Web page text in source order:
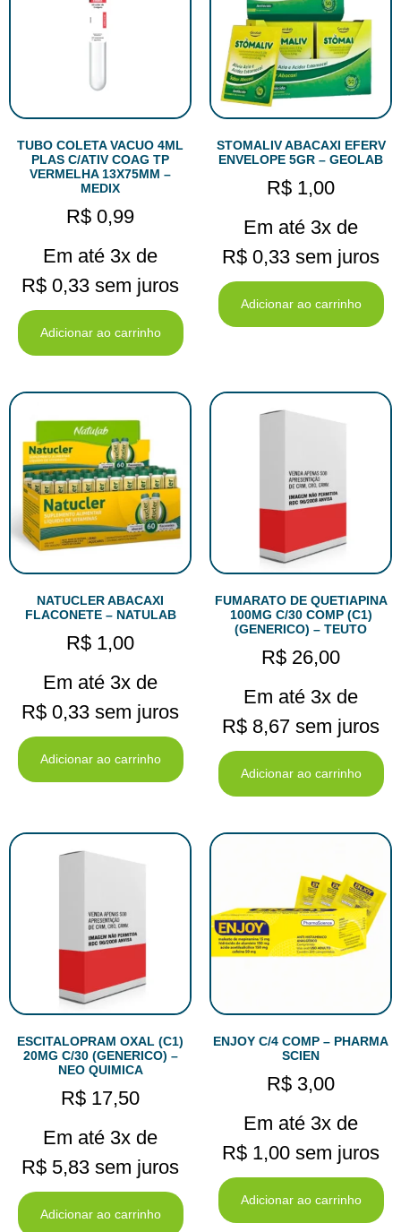
TUBO COLETA VACUO 4ML
PLAS C/ATIV COAG TP
VERMELHA 13X75MM –
MEDIX
R$ 0,99
Em até 3x de
R$ 0,33 sem juros
Adicionar ao carrinho
STOMALIV ABACAXI EFERV
ENVELOPE 5GR – GEOLAB
R$ 1,00
Em até 3x de
R$ 0,33 sem juros
Adicionar ao carrinho
NATUCLER ABACAXI
FLACONETE – NATULAB
R$ 1,00
Em até 3x de
R$ 0,33 sem juros
Adicionar ao carrinho
FUMARATO DE QUETIAPINA
100MG C/30 COMP (C1)
(GENERICO) – TEUTO
R$ 26,00
Em até 3x de
R$ 8,67 sem juros
Adicionar ao carrinho
ESCITALOPRAM OXAL (C1)
20MG C/30 (GENERICO) –
NEO QUIMICA
R$ 17,50
Em até 3x de
R$ 5,83 sem juros
Adicionar ao carrinho
ENJOY C/4 COMP – PHARMA
SCIEN
R$ 3,00
Em até 3x de
R$ 1,00 sem juros
Adicionar ao carrinho